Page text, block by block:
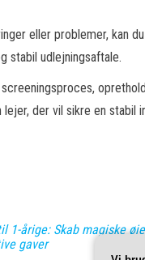
eller problemer, kan
stabil udlejningsaftale.
der vil sikre en stabil
1-årige: Skab magiske
gaver